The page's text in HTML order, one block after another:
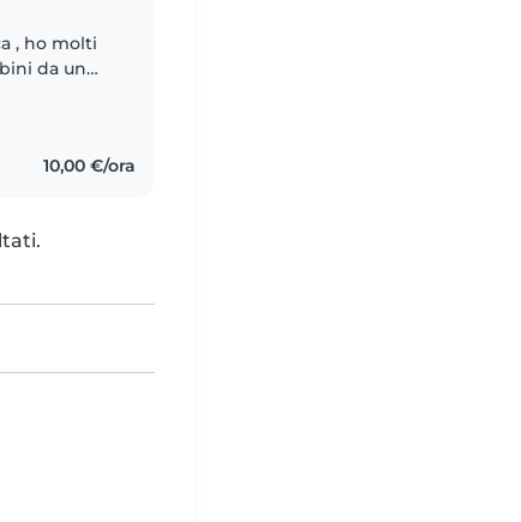
, ho molti
da un
10,00 €/ora